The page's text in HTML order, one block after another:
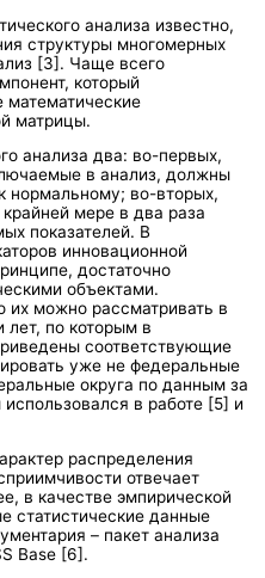
анализа известно,
структуры многомерных
[3]. Чаще всего
который
математические
матрицы.
анализа два: во-первых,
в анализ, должны
нормальному; во-вторых,
мере в два раза
показателей. В
инновационной
достаточно
объектами.
их можно рассматривать в
лет, по которым в
соответствующие
уже не федеральные
округа по данным за
в работе [5] и
распределения
отвечает
в качестве эмпирической
статистические данные
– пакет анализа
Base [6].